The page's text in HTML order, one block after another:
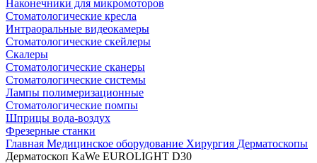
Наконечники для микромоторов
Стоматологические кресла
Интраоральные видеокамеры
Стоматологические скейлеры
Скалеры
Стоматологические сканеры
Стоматологические системы
Лампы полимеризационные
Стоматологические помпы
Шприцы вода-воздух
Фрезерные станки
Главная Медицинское оборудование Хирургия Дерматоскопы
Дерматоскоп KaWe EUROLIGHT D30